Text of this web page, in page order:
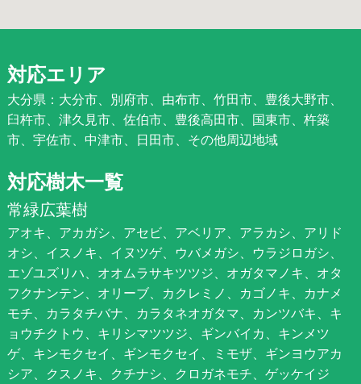
対応エリア
大分県：大分市、別府市、由布市、竹田市、豊後大野市、
臼杵市、津久見市、佐伯市、豊後高田市、国東市、杵築
市、宇佐市、中津市、日田市、その他周辺地域
対応樹木一覧
常緑広葉樹
アオキ、アカガシ、アセビ、アベリア、アラカシ、アリド
オシ、イスノキ、イヌツゲ、ウバメガシ、ウラジロガシ、
エゾユズリハ、オオムラサキツツジ、オガタマノキ、オタ
フクナンテン、オリーブ、カクレミノ、カゴノキ、カナメ
モチ、カラタチバナ、カラタネオガタマ、カンツバキ、キ
ョウチクトウ、キリシマツツジ、ギンバイカ、キンメツ
ゲ、キンモクセイ、ギンモクセイ、ミモザ、ギンヨウアカ
シア、クスノキ、クチナシ、クロガネモチ、ゲッケイジ